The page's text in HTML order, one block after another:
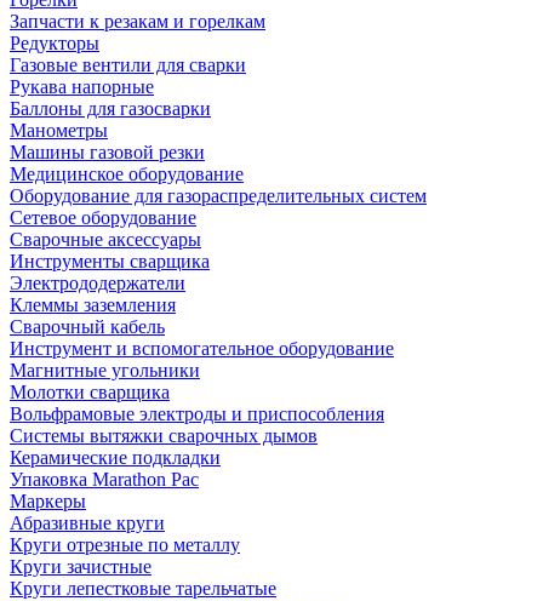
Запчасти к резакам и горелкам
Редукторы
Газовые вентили для сварки
Рукава напорные
Баллоны для газосварки
Манометры
Машины газовой резки
Медицинское оборудование
Оборудование для газораспределительных систем
Сетевое оборудование
Сварочные аксессуары
Инструменты сварщика
Электрододержатели
Клеммы заземления
Сварочный кабель
Инструмент и вспомогательное оборудование
Магнитные угольники
Молотки сварщика
Вольфрамовые электроды и приспособления
Системы вытяжки сварочных дымов
Керамические подкладки
Упаковка Marathon Pac
Маркеры
Абразивные круги
Круги отрезные по металлу
Круги зачистные
Круги лепестковые тарельчатые